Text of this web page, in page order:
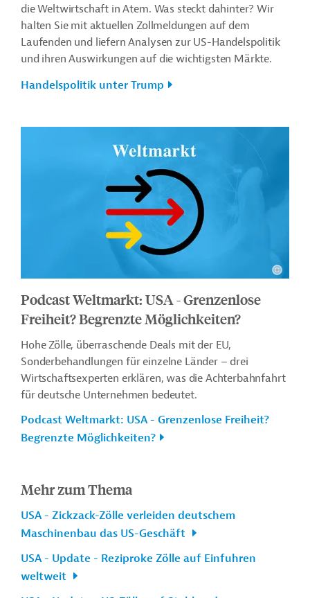
die Weltwirtschaft in Atem. Was steckt dahinter? Wir
halten Sie mit aktuellen Zollmeldungen auf dem
Laufenden und liefern Analysen zur US-Handelspolitik
und ihren Auswirkungen auf die wichtigsten Märkte.
Handelspolitik unter Trump
Podcast Weltmarkt: USA - Grenzenlose
Freiheit? Begrenzte Möglichkeiten?
Hohe Zölle, überraschende Deals mit der EU,
Sonderbehandlungen für einzelne Länder – drei
Wirtschaftsexperten erklären, was die Achterbahnfahrt
für deutsche Unternehmen bedeutet.
Podcast Weltmarkt: USA - Grenzenlose Freiheit?
Begrenzte Möglichkeiten?
Mehr zum Thema
USA - Zickzack-Zölle verleiden deutschem
Maschinenbau das US-Geschäft
USA - Update - Reziproke Zölle auf Einfuhren
weltweit